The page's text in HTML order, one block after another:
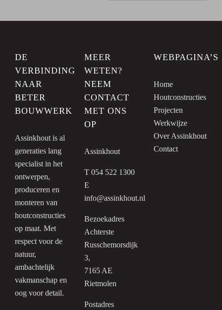
DE
VERBINDING
NAAR
BETER
BOUWWERK
Assinkhout is al
generaties lang
specialist in het
ontwerpen,
produceren en
monteren van
houtconstructies
op maat. Met
respect voor de
natuur,
ambachtelijk
vakmanschap en
oog voor detail.
MEER
WETEN?
NEEM
CONTACT
MET ONS
OP
Assinkhout
T 054 522 1300
E
info@assinkhout.nl
Bezoekadres
Achterste
Russchemorsdijk
3,
7165 AE
Rietmolen
Postadres
WEBPAGINA’S
Home
Houtconstructies
Projecten
Werkwijze
Over Assinkhout
Contact